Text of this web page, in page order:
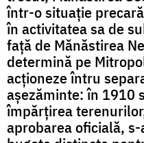
într-o situație
în activitatea sa de
față de Mănăstirea
determină pe
acționeze întru
așezăminte: în 1910
împărțirea
aprobarea oficială,